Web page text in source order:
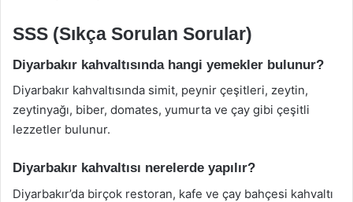
SSS (Sıkça Sorulan Sorular)
Diyarbakır kahvaltısında hangi yemekler bulunur?
Diyarbakır kahvaltısında simit, peynir çeşitleri, zeytin,
zeytinyağı, biber, domates, yumurta ve çay gibi çeşitli
lezzetler bulunur.
Diyarbakır kahvaltısı nerelerde yapılır?
Diyarbakır’da birçok restoran, kafe ve çay bahçesi kahvaltı